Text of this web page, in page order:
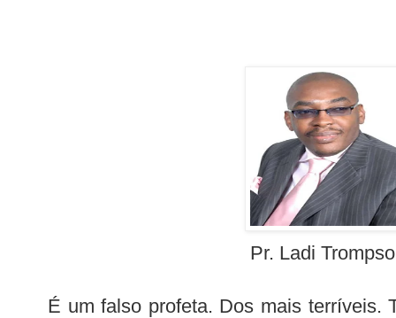
Pr. Ladi
É um falso profeta. Dos mais terríveis.